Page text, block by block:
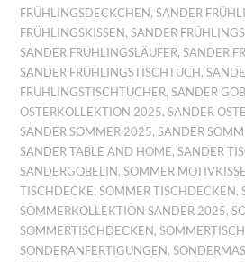
FRÜHLINGSDECKCHEN ,SANDER
FRÜHLINGSKISSEN ,SANDER
SANDER FRÜHLINGSLÄUFER,SANDER
SANDER FRÜHLINGSTISCHTUCH ,
FRÜHLINGSTISCHTÜCHER,SANDER
OSTERKOLLEKTION 2025,SANDER
SANDER SOMMER 2025,SANDER
SANDER TABLE AND HOME,SANDER
SANDERGOBELIN ,SOMMER
TISCHDECKE,SOMMER TISCHDECKEN ,
SOMMERKOLLEKTION SANDER 2025,
SOMMERTISCHDECKEN ,
SONDERANFERTIGUNGEN ,